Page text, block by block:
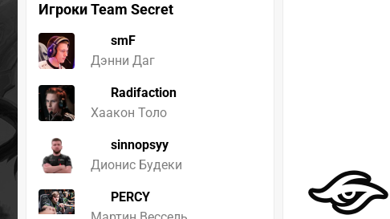
Игроки Team Secret
smF
Дэнни Даг
Radifaction
Хаакон Толо
sinnopsyy
Дионис Будеки
PERCY